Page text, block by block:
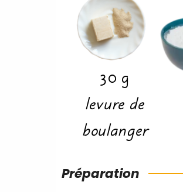
30 g
levure de
boulanger
Préparation